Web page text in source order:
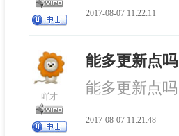
2017-08-07 11:22:11
吖才
能多更新点吗
能多更新点吗
2017-08-07 11:21:48